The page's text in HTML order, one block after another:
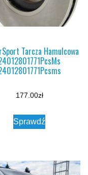
Tarcza Hamulcowa
177.00zł
Sprawdź